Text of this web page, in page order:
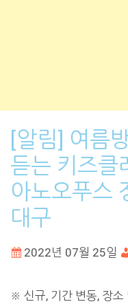
[알림] 여름
듣는 키즈클
아노오푸스
대구
2022년 07월 25일
※ 신규, 기간 변동, 장소